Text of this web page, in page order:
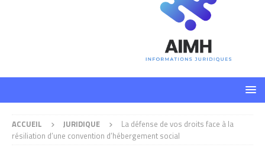
ACCUEIL JURIDIQUE
La défense de vos droits face à la
résiliation d’une convention d’hébergement social